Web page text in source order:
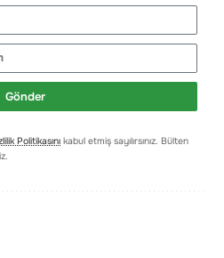
Gönder
Politikasını kabul etmiş sayılırsınız. Bülten